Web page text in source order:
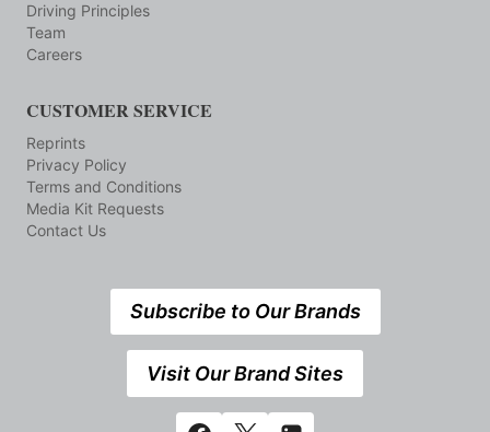
Driving Principles
Team
Careers
CUSTOMER SERVICE
Reprints
Privacy Policy
Terms and Conditions
Media Kit Requests
Contact Us
Subscribe to Our Brands
Visit Our Brand Sites